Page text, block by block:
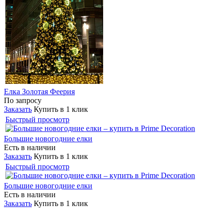
Елка Золотая Феерия
По запросу
Заказать Купить в 1 клик
Быстрый просмотр
Большие новогодние елки
Есть в наличии
Заказать Купить в 1 клик
Быстрый просмотр
Большие новогодние елки
Есть в наличии
Заказать Купить в 1 клик